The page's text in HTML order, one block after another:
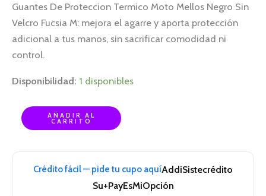
Guantes De Proteccion Termico Moto Mellos Negro Sin
Velcro Fucsia M: mejora el agarre y aporta protección
adicional a tus manos, sin sacrificar comodidad ni
control.
Disponibilidad: 1 disponibles
AÑADIR AL
CARRITO
Crédito fácil — pide tu cupo aquíAddiSistecrédito
Su+PayEsMiOpción